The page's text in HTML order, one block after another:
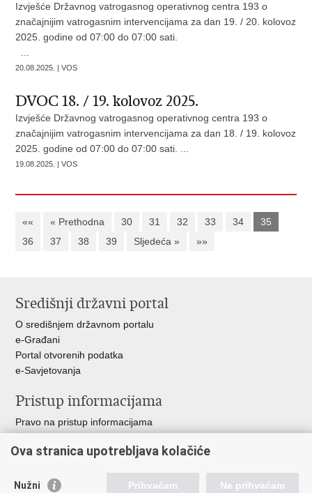
Izvješće Državnog vatrogasnog operativnog centra 193 o
značajnijim vatrogasnim intervencijama za dan 19. / 20. kolovoz
2025. godine od 07:00 do 07:00 sati.
20.08.2025. | VOS
DVOC 18. / 19. kolovoz 2025.
Izvješće Državnog vatrogasnog operativnog centra 193 o
značajnijim vatrogasnim intervencijama za dan 18. / 19. kolovoz
2025. godine od 07:00 do 07:00 sati. ...
19.08.2025. | VOS
«« « Prethodna 30 31 32 33 34
35
36
37 38 39 Sljedeća » »»
Središnji državni portal
O središnjem državnom portalu
e-Građani
Portal otvorenih podatka
e-Savjetovanja
Pristup informacijama
Pravo na pristup informacijama
Pozivi za žurnu pomoć
Ova stranica upotrebljava kolačiće
Nužni Prihvaćam Ne prihvaćam